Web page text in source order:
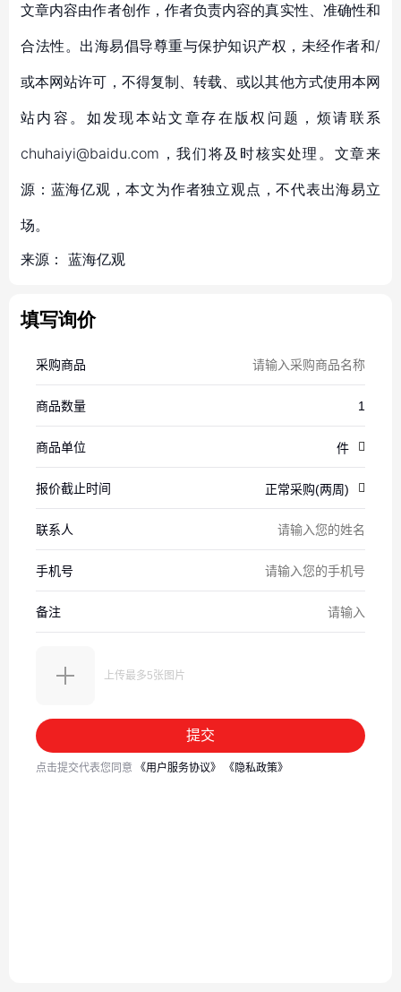
文章内容由作者创作，作者负责内容的真实性、准确性和
合法性。出海易倡导尊重与保护知识产权，未经作者和/
或本网站许可，不得复制、转载、或以其他方式使用本网
站内容。如发现本站文章存在版权问题，烦请联系
chuhaiyi@baidu.com，我们将及时核实处理。文章来
源：蓝海亿观，本文为作者独立观点，不代表出海易立
场。
来源： 蓝海亿观
填写询价